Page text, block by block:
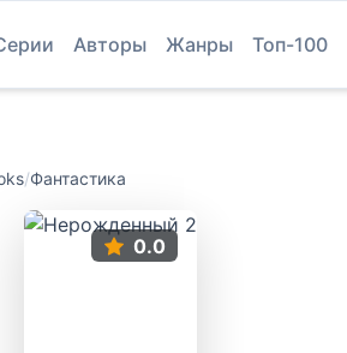
Авторы Жанры Топ-100
/Фантастика
0.0